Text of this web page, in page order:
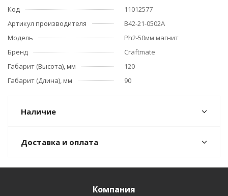
Код
11012577
Артикул производителя
B42-21-0502A
Модель
Ph2-50мм магнит
Бренд
Craftmate
Габарит (Высота), мм
120
Габарит (Длина), мм
90
Наличие
Доставка и оплата
Компания